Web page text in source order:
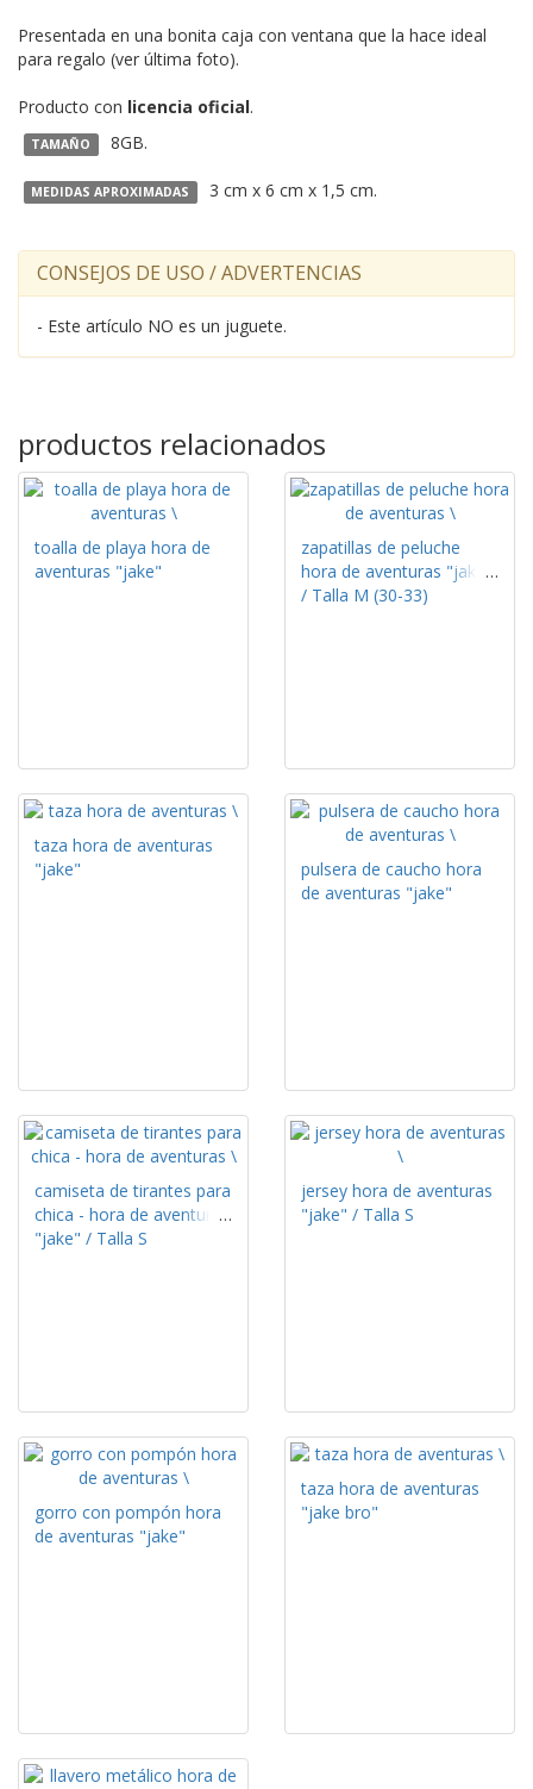
Presentada en una bonita caja con ventana que la hace ideal
para regalo (ver última foto).
Producto con licencia oficial.
TAMAÑO 8GB.
MEDIDAS APROXIMADAS 3 cm x 6 cm x 1,5 cm.
CONSEJOS DE USO / ADVERTENCIAS
- Este artículo NO es un juguete.
productos relacionados
toalla de playa hora de
aventuras "jake"
zapatillas de peluche
hora de aventuras "jake"
/ Talla M (30-33)
taza hora de aventuras
"jake"
pulsera de caucho hora
de aventuras "jake"
camiseta de tirantes para
chica - hora de aventuras
"jake" / Talla S
jersey hora de aventuras
"jake" / Talla S
gorro con pompón hora
de aventuras "jake"
taza hora de aventuras
"jake bro"